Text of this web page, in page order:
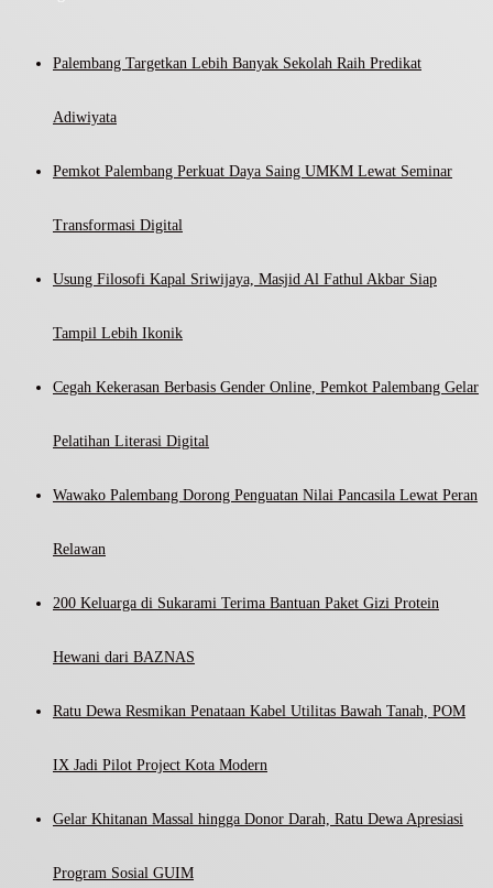
Palembang Targetkan Lebih Banyak Sekolah Raih Predikat
Adiwiyata
Pemkot Palembang Perkuat Daya Saing UMKM Lewat Seminar
Transformasi Digital
Usung Filosofi Kapal Sriwijaya, Masjid Al Fathul Akbar Siap
Tampil Lebih Ikonik
Cegah Kekerasan Berbasis Gender Online, Pemkot Palembang Gelar
Pelatihan Literasi Digital
Wawako Palembang Dorong Penguatan Nilai Pancasila Lewat Peran
Relawan
200 Keluarga di Sukarami Terima Bantuan Paket Gizi Protein
Hewani dari BAZNAS
Ratu Dewa Resmikan Penataan Kabel Utilitas Bawah Tanah, POM
IX Jadi Pilot Project Kota Modern
Gelar Khitanan Massal hingga Donor Darah, Ratu Dewa Apresiasi
Program Sosial GUIM